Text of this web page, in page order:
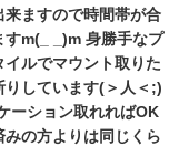
ますので時間帯が合
すm(_ _)m 身勝手なプ
ルでマウント取りた
りしています(＞人＜;)
ーション取れればOK
の方よりは同じくら